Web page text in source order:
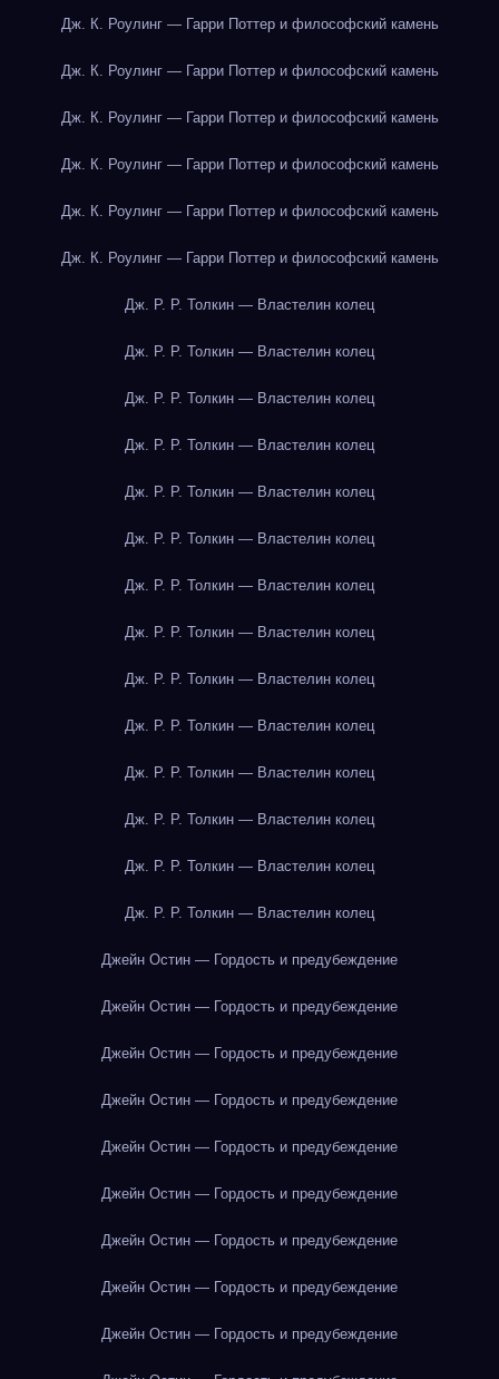
Дж. К. Роулинг — Гарри Поттер и философский камень
Дж. К. Роулинг — Гарри Поттер и философский камень
Дж. К. Роулинг — Гарри Поттер и философский камень
Дж. К. Роулинг — Гарри Поттер и философский камень
Дж. К. Роулинг — Гарри Поттер и философский камень
Дж. К. Роулинг — Гарри Поттер и философский камень
Дж. Р. Р. Толкин — Властелин колец
Дж. Р. Р. Толкин — Властелин колец
Дж. Р. Р. Толкин — Властелин колец
Дж. Р. Р. Толкин — Властелин колец
Дж. Р. Р. Толкин — Властелин колец
Дж. Р. Р. Толкин — Властелин колец
Дж. Р. Р. Толкин — Властелин колец
Дж. Р. Р. Толкин — Властелин колец
Дж. Р. Р. Толкин — Властелин колец
Дж. Р. Р. Толкин — Властелин колец
Дж. Р. Р. Толкин — Властелин колец
Дж. Р. Р. Толкин — Властелин колец
Дж. Р. Р. Толкин — Властелин колец
Дж. Р. Р. Толкин — Властелин колец
Джейн Остин — Гордость и предубеждение
Джейн Остин — Гордость и предубеждение
Джейн Остин — Гордость и предубеждение
Джейн Остин — Гордость и предубеждение
Джейн Остин — Гордость и предубеждение
Джейн Остин — Гордость и предубеждение
Джейн Остин — Гордость и предубеждение
Джейн Остин — Гордость и предубеждение
Джейн Остин — Гордость и предубеждение